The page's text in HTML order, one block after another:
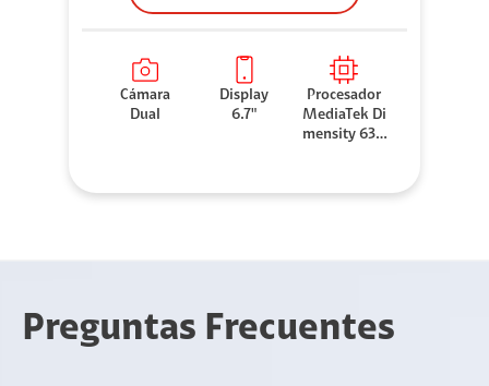
Cámara
Dual
Display
6.7"
Procesador
MediaTek Di
mensity 630
Preguntas Frecuentes